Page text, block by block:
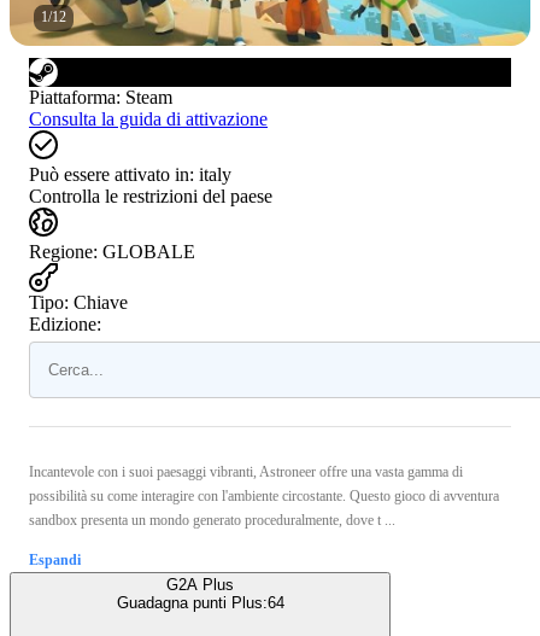
1/12
Piattaforma: Steam
Consulta la guida di attivazione
Può essere attivato in: italy
Controlla le restrizioni del paese
Regione: GLOBALE
Tipo: Chiave
Edizione:
Incantevole con i suoi paesaggi vibranti, Astroneer offre una vasta gamma di
possibilità su come interagire con l'ambiente circostante. Questo gioco di avventura
sandbox presenta un mondo generato proceduralmente, dove t ...
Espandi
G2A Plus
Guadagna punti Plus:64